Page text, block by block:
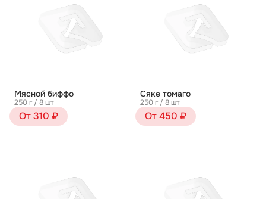
Мясной биффо
250 г / 8 шт
От 310 ₽
Сяке томаго
250 г / 8 шт
От 450 ₽